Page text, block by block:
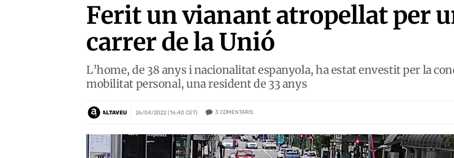
Ferit un vianant atropellat per
carrer de la Unió
L’home, de 38 anys i nacionalitat espanyola, ha estat envestit per la
mobilitat personal, una resident de 33 anys
ALTAVEU 26/04/2022 (16:40 CET) 3 COMENTARIS